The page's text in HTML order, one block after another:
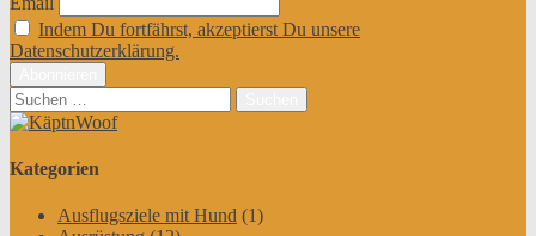
Indem Du fortfährst, akzeptierst Du unsere
Datenschutzerklärung.
Suchen
nach:
Kategorien
Ausflugsziele mit Hund (1)